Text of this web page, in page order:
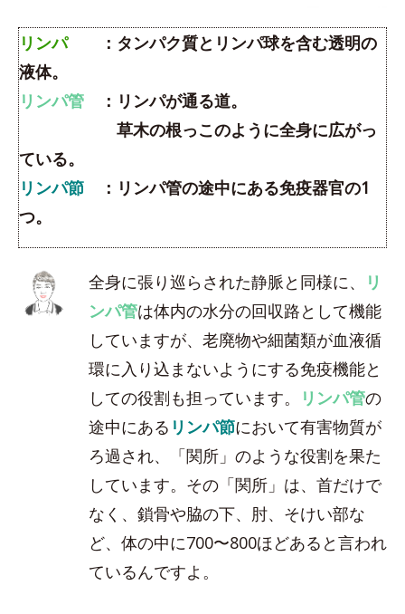
リンパ：タンパク質とリンパ球を含む透明の
液体。
リンパ管 ：リンパが通る道。
草木の根っこのように全身に広がっ
ている。
リンパ節 ：リンパ管の途中にある免疫器官の1
つ。
全身に張り巡らされた静脈と同様に、
リ
ンパ管は体内の水分の回収路として機能
していますが、老廃物や細菌類が血液循
環に入り込まないようにする免疫機能と
しての役割も担っています。
リンパ管の
途中にある リンパ節において有害物質が
ろ過され、「関所」のような役割を果た
しています。その「関所」は、首だけで
なく、鎖骨や脇の下、肘、そけい部な
ど、体の中に700〜800ほどあると言われ
ているんですよ。